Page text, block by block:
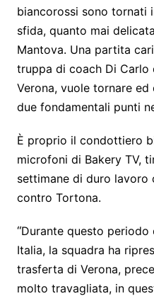
biancorossi sono tornati
sfida, quanto mai
Mantova. Una partita
truppa di coach Di
Verona, vuole tornare
due fondamentali punti
È proprio il condottiero
microfoni di Bakery TV,
settimane di duro lavoro
contro Tortona.
“Durante questo
Italia, la squadra ha
trasferta di Verona,
molto travagliata, in